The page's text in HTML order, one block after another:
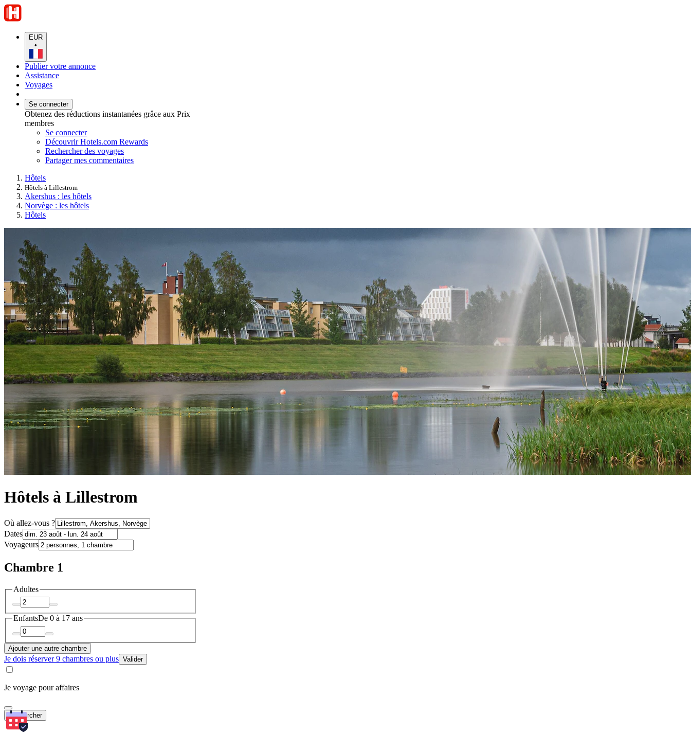
EUR
•
Publier votre annonce
Assistance
Voyages
Se connecter
Obtenez des réductions instantanées grâce aux Prix
membres
Se connecter
Découvrir Hotels.com Rewards
Rechercher des voyages
Partager mes commentaires
Hôtels
Hôtels à Lillestrom
Akershus : les hôtels
Norvège : les hôtels
Hôtels
Hôtels à Lillestrom
Où allez-vous ?
Dates
Voyageurs
Chambre 1
Adultes
EnfantsDe 0 à 17 ans
Ajouter une autre chambre
Je dois réserver 9 chambres ou plus Valider
Je voyage pour affaires
Rechercher